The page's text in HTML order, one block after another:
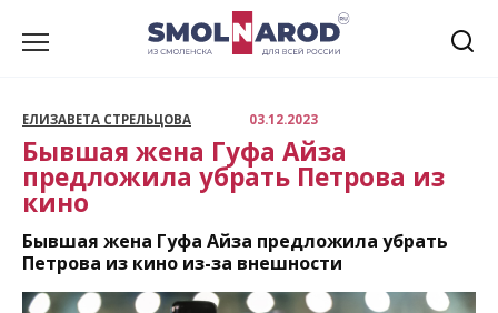
ЕЛИЗАВЕТА СТРЕЛЬЦОВА 03.12.2023
Бывшая жена Гуфа Айза
предложила убрать Петрова из
кино
Бывшая жена Гуфа Айза предложила убрать
Петрова из кино из-за внешности